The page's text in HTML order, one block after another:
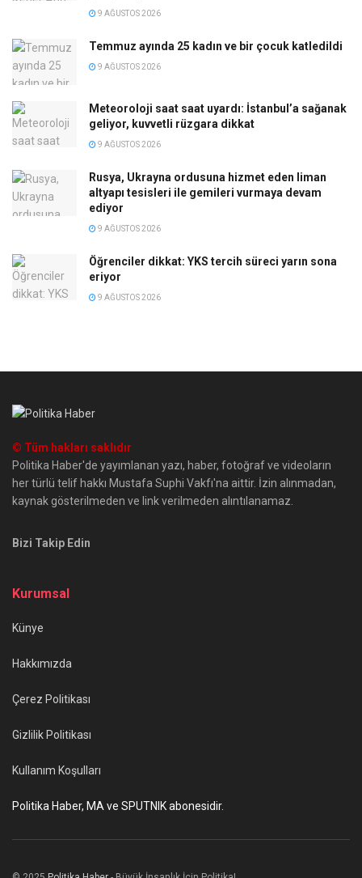
9 AĞUSTOS 2026
Temmuz ayında 25 kadın ve bir çocuk katledildi
9 AĞUSTOS 2026
Meteoroloji saat saat uyardı: İstanbul’a sağanak
geliyor, kuvvetli rüzgara dikkat
9 AĞUSTOS 2026
Rusya, Ukrayna ordusuna hizmet eden liman
altyapı tesisleri ile gemileri vurmaya devam
ediyor
9 AĞUSTOS 2026
Öğrenciler dikkat: YKS tercih süreci yarın sona
eriyor
9 AĞUSTOS 2026
© Tüm hakları saklıdır
Politika Haber'de yayımlanan yazı, haber, fotoğraf ve videoların
her türlü telif hakkı Mustafa Suphi Vakfı'na aittir. İzin alınmadan,
kaynak gösterilmeden ve link verilmeden alıntılanamaz.
Bizi Takip Edin
Kurumsal
Künye
Hakkımızda
Çerez Politikası
Gizlilik Politikası
Kullanım Koşulları
Politika Haber, MA ve SPUTNIK abonesidir.